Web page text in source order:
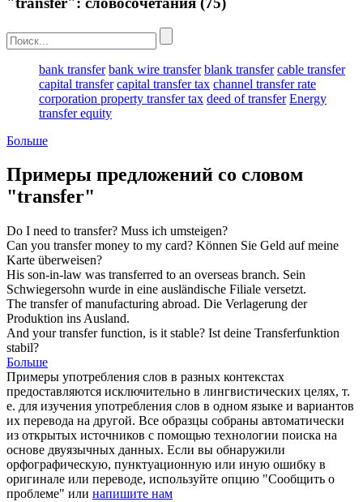
bank transfer bank wire transfer blank transfer cable transfer
capital transfer capital transfer tax channel transfer rate
corporation property transfer tax deed of transfer Energy
transfer equity
Больше
Примеры предложений со словом
"transfer"
Do I need to transfer? Muss ich umsteigen?
Can you transfermoney to my card? Können Sie Geld auf meine
Karte überweisen?
His son-in-law was transferred to an overseas branch. Sein
Schwiegersohn wurde in eine ausländische Filiale versetzt.
The transferof manufacturing abroad. Die Verlagerung der
Produktion ins Ausland.
And yourtransferfunction, is it stable? Ist deine Transferfunktion
stabil?
Больше
Примеры употребления слов в разных контекстах
предоставляются исключительно в лингвистических целях, т.
е. для изучения употребления слов в одном языке и вариантов
их перевода на другой. Все образцы собраны автоматически
из открытых источников с помощью технологии поиска на
основе двуязычных данных. Если вы обнаружили
орфографическую, пунктуационную или иную ошибку в
оригинале или переводе, используйте опцию "Сообщить о
проблеме" или напишите нам